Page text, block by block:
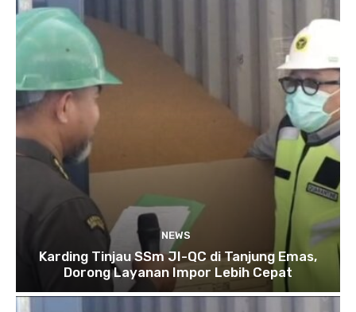
NEWS
Karding Tinjau SSm JI-QC di Tanjung Emas,
Dorong Layanan Impor Lebih Cepat